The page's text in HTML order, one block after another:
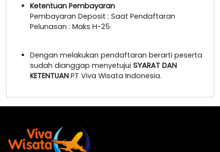
Ketentuan Pembayaran
Pembayaran Deposit : Saat Pendaftaran
Pelunasan : Maks H-25
Dengan melakukan pendaftaran berarti peserta
sudah dianggap menyetujui SYARAT DAN
KETENTUAN PT Viva Wisata Indonesia.